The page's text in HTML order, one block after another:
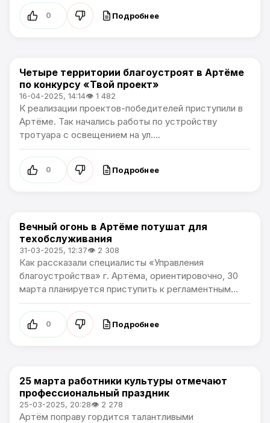
0 Подробнее
Культура
Четыре территории благоустроят в Артёме
по конкурсу «Твой проект»
16-04-2025, 14:14👁 1 482
К реализации проектов-победителей приступили в
Артёме. Так начались работы по устройству
тротуара с освещением на ул....
0 Подробнее
Культура
Вечный огонь в Артёме потушат для
техобслуживания
31-03-2025, 12:37👁 2 308
Как рассказали специалисты «Управления
благоустройства» г. Артёма, ориентировочно, 30
марта планируется приступить к регламентным...
0 Подробнее
Культура
25 марта работники культуры отмечают
профессиональный праздник
25-03-2025, 20:28👁 2 278
Артём поправу гордится талантливыми